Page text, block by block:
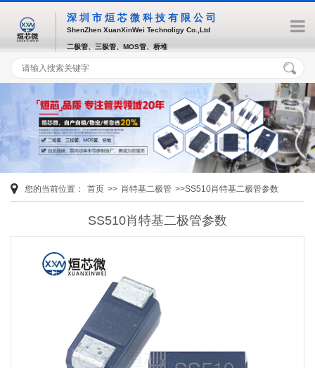
深圳市烜芯微科技有限公司
ShenZhen XuanXinWei Technoligy Co.,Ltd
二极管、三极管、MOS管、桥堆
您的当前位置： 首页 >> 肖特基二极管 >>SS510肖特基二极管参数
SS510肖特基二极管参数